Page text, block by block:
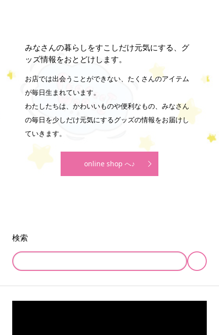
みなさんの暮らしをすこしだけ元気にする、グ
ッズ情報をおとどけします。
お店では出会うことができない、たくさんのアイテム
が毎日生まれています。
わたしたちは、かわいいものや便利なもの、みなさん
の毎日を少しだけ元気にするグッズの情報をお届けし
ていきます。
online shop へ♪
検索